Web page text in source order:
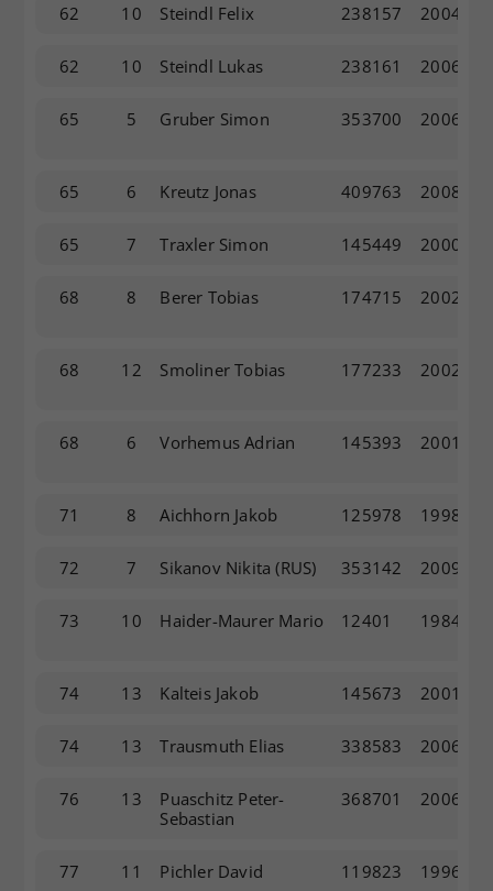
62 10 Steindl Felix 238157 2004
62 10 Steindl Lukas 238161 2006
65 5 Gruber Simon 353700 2006
65 6 Kreutz Jonas 409763 2008
65 7 Traxler Simon 145449 2000
68 8 Berer Tobias 174715 2002
68 12 Smoliner Tobias 177233 2002
68 6 Vorhemus Adrian 145393 2001
71 8 Aichhorn Jakob 125978 1998
72 7 Sikanov Nikita(RUS) 353142 2009
73 10 Haider-Maurer Mario 12401 1984
74 13 Kalteis Jakob 145673 2001
74 13 Trausmuth Elias 338583 2006
76 13
Puaschitz Peter-
Sebastian
368701 2006
77 11 Pichler David 119823 1996